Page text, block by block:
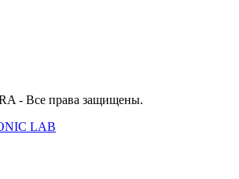
- Все права защищены.
LAB